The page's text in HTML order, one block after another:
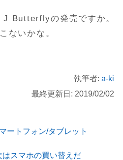
J Butterflyの発売ですか。
ないかな。
執筆者: a-ki
最終更新日: 2019/02/02
ートフォン/タブレット
スマホの買い替えだ